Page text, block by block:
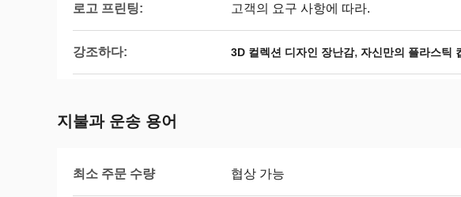
로고 프린팅: 고객의 요구 사항에 따라.
강조하다: 3D 컬렉션 디자인 장난감, 자신만의 플라스틱
지불과 운송 용어
최소 주문 수량 협상 가능